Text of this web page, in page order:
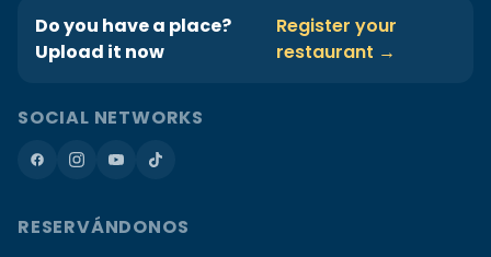
Do you have a place?
Upload it now
Register your
restaurant →
SOCIAL NETWORKS
RESERVÁNDONOS